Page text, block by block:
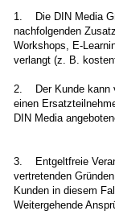
1. Die DIN Media
nachfolgenden
Workshops, E-
verlangt (z. B.
2. Der Kunde kann
einen
DIN Media
3. Entgeltfreie
vertretenden
Kunden in diesem
Weitergehende